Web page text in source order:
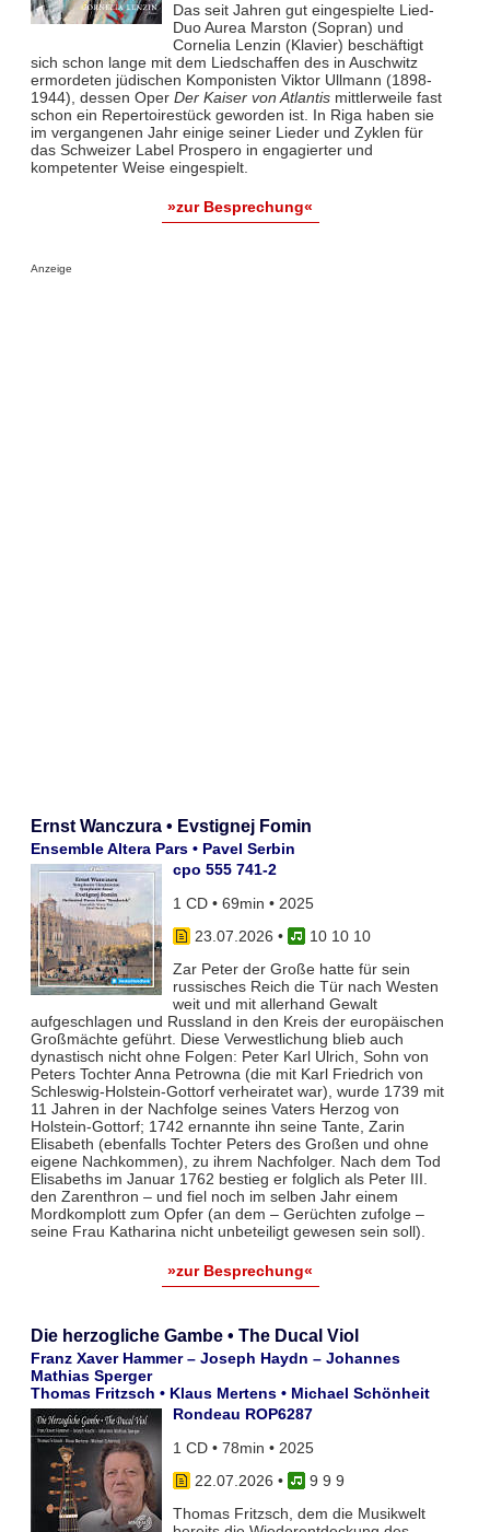
Das seit Jahren gut eingespielte Lied-
Duo Aurea Marston (Sopran) und
Cornelia Lenzin (Klavier) beschäftigt
sich schon lange mit dem Liedschaffen des in Auschwitz
ermordeten jüdischen Komponisten Viktor Ullmann (1898-
1944), dessen Oper Der Kaiser von Atlantismittlerweile fast
schon ein Repertoirestück geworden ist. In Riga haben sie
im vergangenen Jahr einige seiner Lieder und Zyklen für
das Schweizer Label Prospero in engagierter und
kompetenter Weise eingespielt.
»zur Besprechung«
Anzeige
Ernst Wanczura • Evstignej Fomin
Ensemble Altera Pars • Pavel Serbin
cpo 555 741-2
1 CD • 69min • 2025
23.07.2026 •
10 10 10
Zar Peter der Große hatte für sein
russisches Reich die Tür nach Westen
weit und mit allerhand Gewalt
aufgeschlagen und Russland in den Kreis der europäischen
Großmächte geführt. Diese Verwestlichung blieb auch
dynastisch nicht ohne Folgen: Peter Karl Ulrich, Sohn von
Peters Tochter Anna Petrowna (die mit Karl Friedrich von
Schleswig-Holstein-Gottorf verheiratet war), wurde 1739 mit
11 Jahren in der Nachfolge seines Vaters Herzog von
Holstein-Gottorf; 1742 ernannte ihn seine Tante, Zarin
Elisabeth (ebenfalls Tochter Peters des Großen und ohne
eigene Nachkommen), zu ihrem Nachfolger. Nach dem Tod
Elisabeths im Januar 1762 bestieg er folglich als Peter III.
den Zarenthron – und fiel noch im selben Jahr einem
Mordkomplott zum Opfer (an dem – Gerüchten zufolge –
seine Frau Katharina nicht unbeteiligt gewesen sein soll).
»zur Besprechung«
Die herzogliche Gambe • The Ducal Viol
Franz Xaver Hammer – Joseph Haydn – Johannes
Mathias Sperger
Thomas Fritzsch • Klaus Mertens • Michael Schönheit
Rondeau ROP6287
1 CD • 78min • 2025
22.07.2026 •
9 9 9
Thomas Fritzsch, dem die Musikwelt